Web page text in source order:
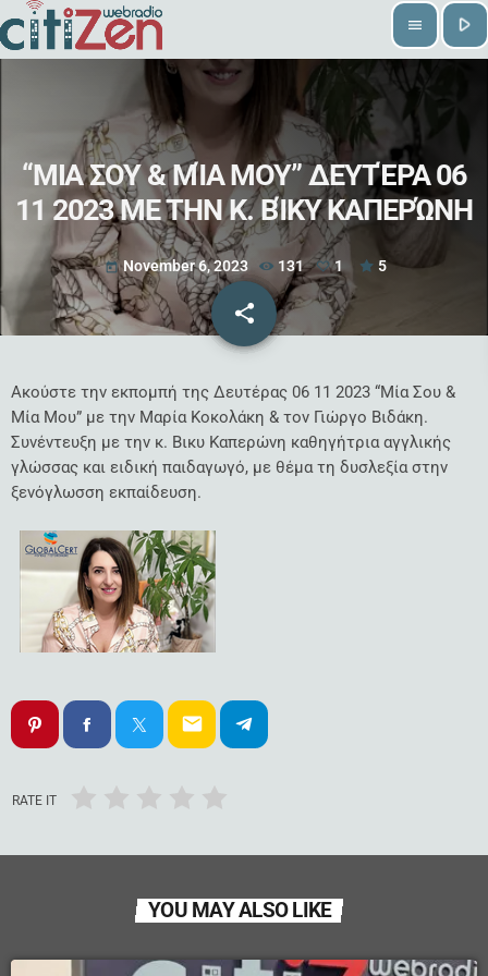
menu play_arrow
“ΜΙΑ ΣΟΥ & ΜΊΑ ΜΟΥ” ΔΕΥΤΈΡΑ 06
11 2023 ΜΕ ΤΗΝ Κ. ΒΊΚΥ ΚΑΠΕΡΏΝΗ
today November 6, 2023 131 1 5
share
email
Ακούστε την εκπομπή της Δευτέρας 06 11 2023 “Μία Σου &
Μία Μου” με την Μαρία Κοκολάκη & τον Γιώργο Βιδάκη.
Συνέντευξη με την κ. Βικυ Καπερώνη καθηγήτρια αγγλικής
γλώσσας και ειδική παιδαγωγό, με θέμα τη δυσλεξία στην
ξενόγλωσση εκπαίδευση.
email
RATE IT
YOU MAY ALSO LIKE